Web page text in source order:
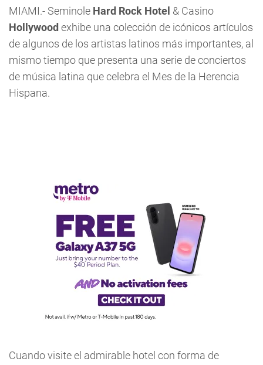
MIAMI.- Seminole Hard Rock Hotel & Casino
Hollywood exhibe una colección de icónicos artículos
de algunos de los artistas latinos más importantes, al
mismo tiempo que presenta una serie de conciertos
de música latina que celebra el Mes de la Herencia
Hispana.
Cuando visite el admirable hotel con forma de